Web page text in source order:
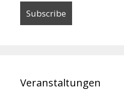
Veranstaltungen